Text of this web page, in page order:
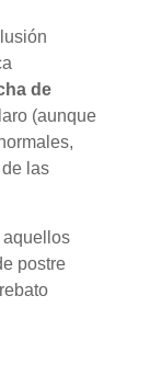
de
(aunque
las
aquellos
postre